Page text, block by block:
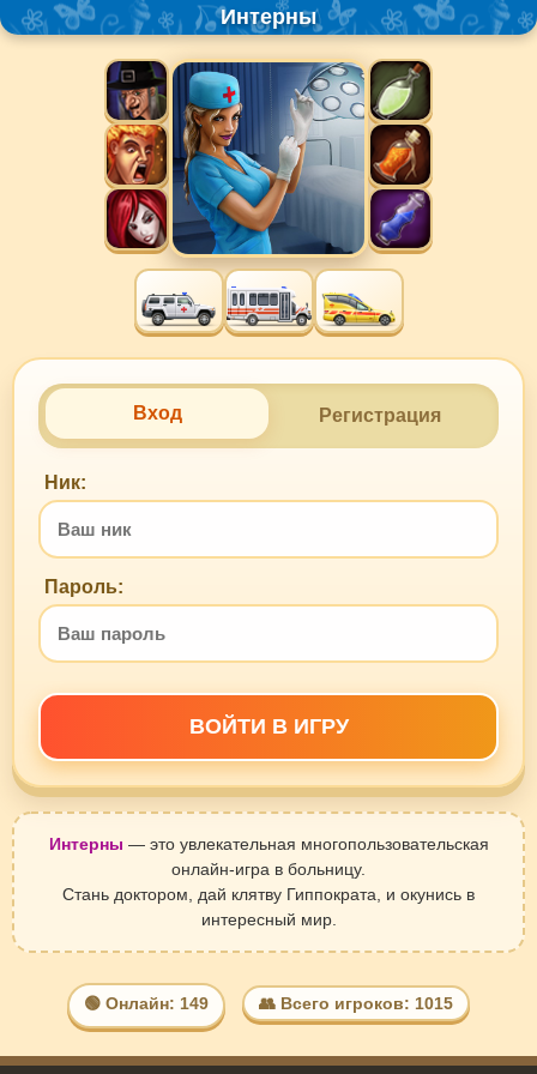
Интерны
Вход Регистрация
Ник:
Пароль:
ВОЙТИ В ИГРУ
Интерны — это увлекательная многопользовательская
онлайн-игра в больницу.
Стань доктором, дай клятву Гиппократа, и окунись в
интересный мир.
🟢 Онлайн: 149 👥 Всего игроков: 1015